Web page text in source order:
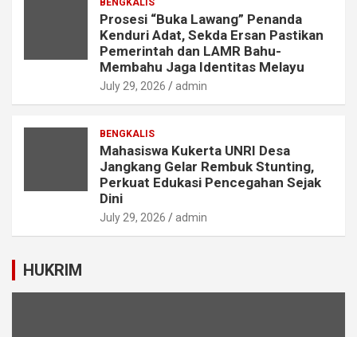
BENGKALIS
Prosesi “Buka Lawang” Penanda
Kenduri Adat, Sekda Ersan Pastikan
Pemerintah dan LAMR Bahu-
Membahu Jaga Identitas Melayu
July 29, 2026 admin
BENGKALIS
Mahasiswa Kukerta UNRI Desa
Jangkang Gelar Rembuk Stunting,
Perkuat Edukasi Pencegahan Sejak
Dini
July 29, 2026 admin
HUKRIM